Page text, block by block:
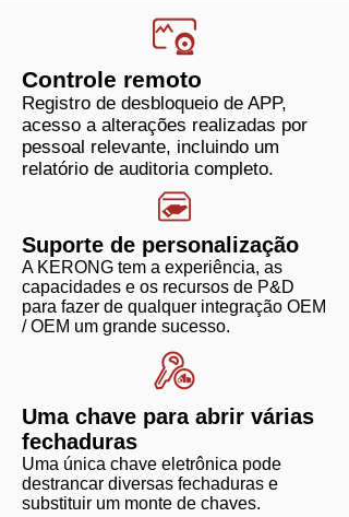
Controle remoto
Registro de desbloqueio de APP,
acesso a alterações realizadas por
pessoal relevante, incluindo um
relatório de auditoria completo.
Suporte de personalização
A KERONG tem a experiência, as
capacidades e os recursos de P&D
para fazer de qualquer integração OEM
/ OEM um grande sucesso.
Uma chave para abrir várias
fechaduras
Uma única chave eletrônica pode
destrancar diversas fechaduras e
substituir um monte de chaves.